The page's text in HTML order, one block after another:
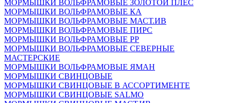
МОРМЫШКИ ВОЛЬФРАМОВЫЕ ЗОЛОТОЙ ПЛЁС
МОРМЫШКИ ВОЛЬФРАМОВЫЕ КА
МОРМЫШКИ ВОЛЬФРАМОВЫЕ МАСТ.ИВ
МОРМЫШКИ ВОЛЬФРАМОВЫЕ ПИРС
МОРМЫШКИ ВОЛЬФРАМОВЫЕ РР
МОРМЫШКИ ВОЛЬФРАМОВЫЕ СЕВЕРНЫЕ
МАСТЕРСКИЕ
МОРМЫШКИ ВОЛЬФРАМОВЫЕ ЯМАН
МОРМЫШКИ СВИНЦОВЫЕ
МОРМЫШКИ СВИНЦОВЫЕ В АССОРТИМЕНТЕ
МОРМЫШКИ СВИНЦОВЫЕ SALMO